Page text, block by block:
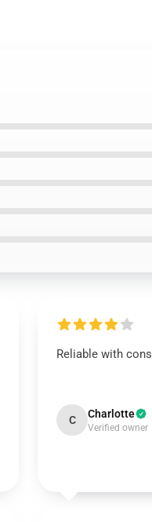
Reliable with
C Charlotte
Verified owner